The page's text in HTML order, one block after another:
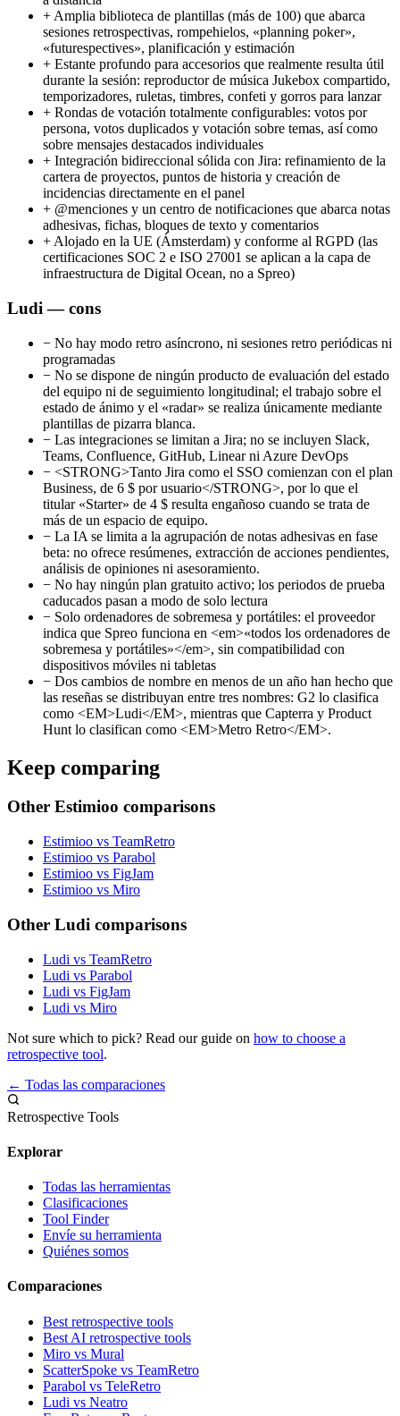
+ Amplia biblioteca de plantillas (más de 100) que abarca
sesiones retrospectivas, rompehielos, «planning poker»,
«futurespectives», planificación y estimación
+ Estante profundo para accesorios que realmente resulta útil
durante la sesión: reproductor de música Jukebox compartido,
temporizadores, ruletas, timbres, confeti y gorros para lanzar
+ Rondas de votación totalmente configurables: votos por
persona, votos duplicados y votación sobre temas, así como
sobre mensajes destacados individuales
+ Integración bidireccional sólida con Jira: refinamiento de la
cartera de proyectos, puntos de historia y creación de
incidencias directamente en el panel
+ @menciones y un centro de notificaciones que abarca notas
adhesivas, fichas, bloques de texto y comentarios
+ Alojado en la UE (Ámsterdam) y conforme al RGPD (las
certificaciones SOC 2 e ISO 27001 se aplican a la capa de
infraestructura de Digital Ocean, no a Spreo)
Ludi — cons
− No hay modo retro asíncrono, ni sesiones retro periódicas ni
programadas
− No se dispone de ningún producto de evaluación del estado
del equipo ni de seguimiento longitudinal; el trabajo sobre el
estado de ánimo y el «radar» se realiza únicamente mediante
plantillas de pizarra blanca.
− Las integraciones se limitan a Jira; no se incluyen Slack,
Teams, Confluence, GitHub, Linear ni Azure DevOps
− <STRONG>Tanto Jira como el SSO comienzan con el plan
Business, de 6 $ por usuario</STRONG>, por lo que el
titular «Starter» de 4 $ resulta engañoso cuando se trata de
más de un espacio de equipo.
− La IA se limita a la agrupación de notas adhesivas en fase
beta: no ofrece resúmenes, extracción de acciones pendientes,
análisis de opiniones ni asesoramiento.
− No hay ningún plan gratuito activo; los periodos de prueba
caducados pasan a modo de solo lectura
− Solo ordenadores de sobremesa y portátiles: el proveedor
indica que Spreo funciona en <em>«todos los ordenadores de
sobremesa y portátiles»</em>, sin compatibilidad con
dispositivos móviles ni tabletas
− Dos cambios de nombre en menos de un año han hecho que
las reseñas se distribuyan entre tres nombres: G2 lo clasifica
como <EM>Ludi</EM>, mientras que Capterra y Product
Hunt lo clasifican como <EM>Metro Retro</EM>.
Keep comparing
Other Estimioo comparisons
Estimioo vs TeamRetro
Estimioo vs Parabol
Estimioo vs FigJam
Estimioo vs Miro
Other Ludi comparisons
Ludi vs TeamRetro
Ludi vs Parabol
Ludi vs FigJam
Ludi vs Miro
Not sure which to pick? Read our guide on how to choose a
retrospective tool.
← Todas las comparaciones
Retrospective Tools
Explorar
Todas las herramientas
Clasificaciones
Tool Finder
Envíe su herramienta
Quiénes somos
Comparaciones
Best retrospective tools
Best AI retrospective tools
Miro vs Mural
ScatterSpoke vs TeamRetro
Parabol vs TeleRetro
Ludi vs Neatro